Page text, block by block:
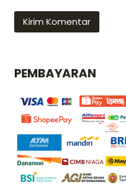
PEMBAYARAN